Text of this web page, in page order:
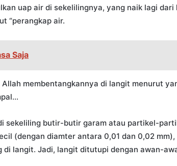
uap air di sekelilingnya, yang naik lagi dari
“perangkap air.
Saja
membentangkannya di langit menurut
sekeliling butir-butir garam atau partikel-
(dengan diamter antara 0,01 dan 0,02 mm),
langit. Jadi, langit ditutupi dengan awan-